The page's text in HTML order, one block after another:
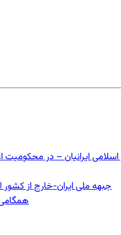
اسلامی ایرانیان – در
جبهه ملی ایران-خارج از